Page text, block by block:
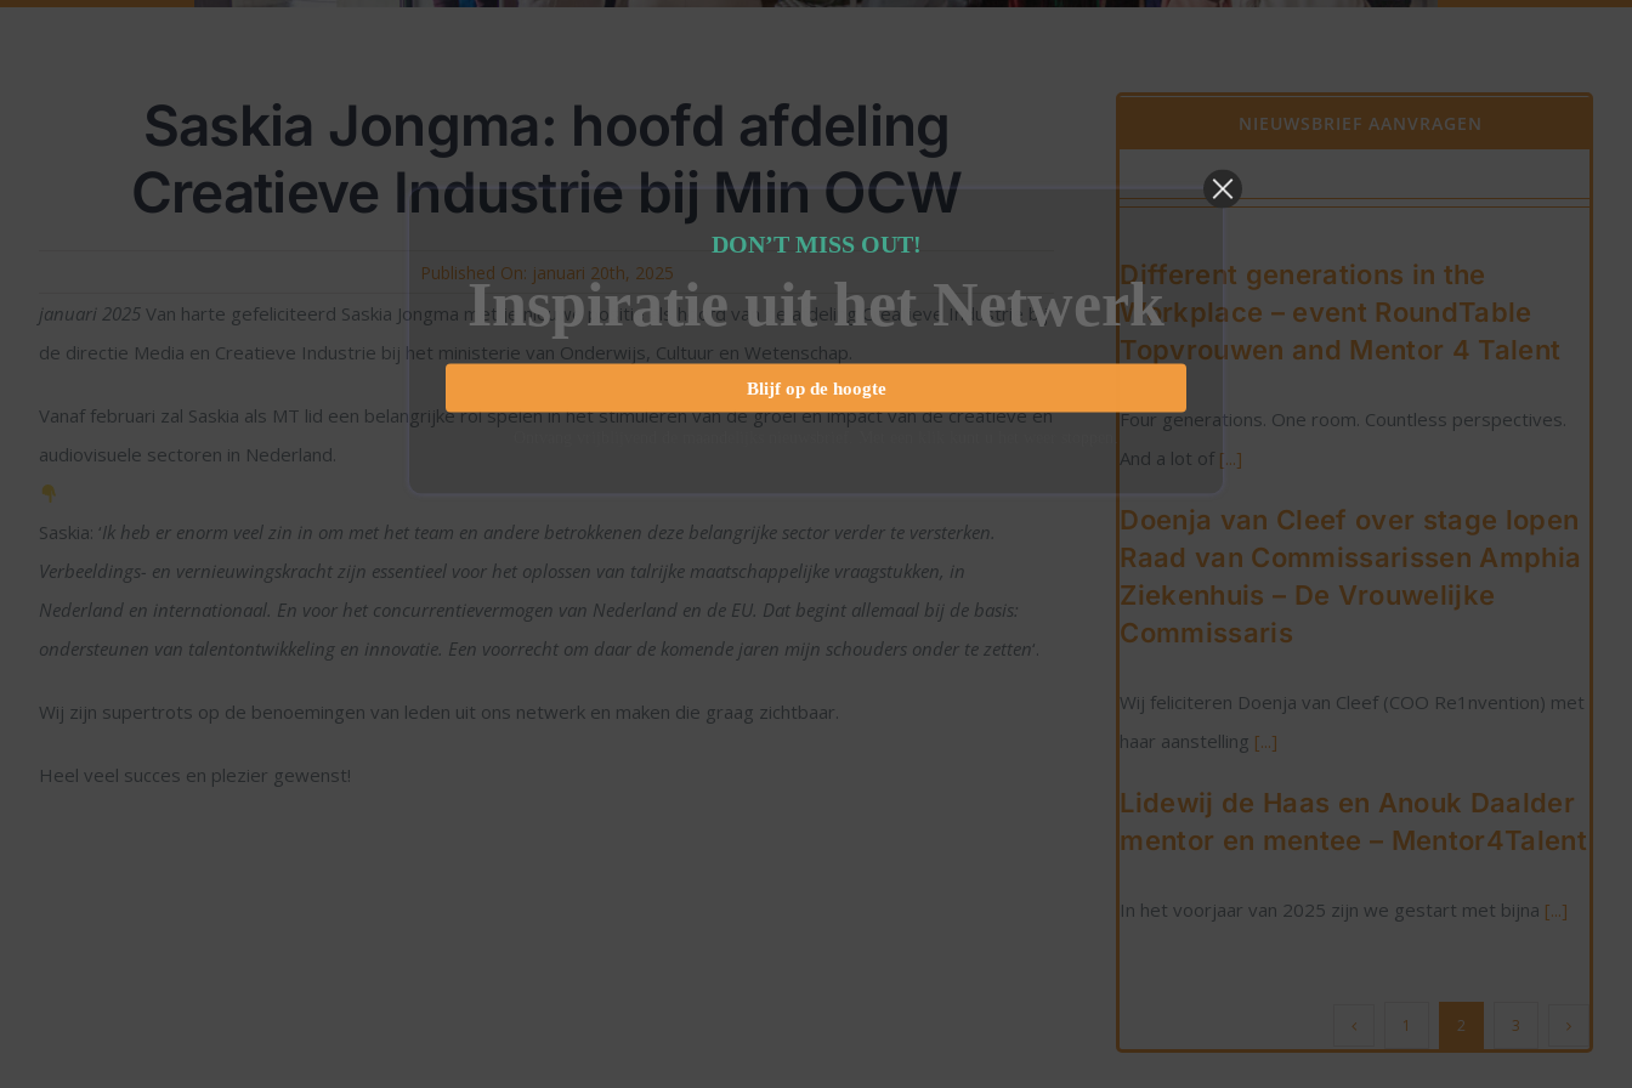
Saskia Jongma: hoofd afdeling
Creatieve Industrie bij Min OCW
Published On: januari 20th, 2025
januari 2025Van harte gefeliciteerd Saskia Jongma met je nieuwe positie als hoofd van de afdeling Creatieve Industrie bij
de directie Media en Creatieve Industrie bij het ministerie van Onderwijs, Cultuur en Wetenschap.
Vanaf februari zal Saskia als MT lid een belangrijke rol spelen in het stimuleren van de groei en impact van de creatieve en
audiovisuele sectoren in Nederland.
Saskia: ‘Ik heb er enorm veel zin in om met het team en andere betrokkenen deze belangrijke sector verder te versterken.
Verbeeldings- en vernieuwingskracht zijn essentieel voor het oplossen van talrijke maatschappelijke vraagstukken, in
Nederland en internationaal. En voor het concurrentievermogen van Nederland en de EU. Dat begint allemaal bij de basis:
ondersteunen van talentontwikkeling en innovatie. Een voorrecht om daar de komende jaren mijn schouders onder te zetten‘.
Wij zijn supertrots op de benoemingen van leden uit ons netwerk en maken die graag zichtbaar.
Heel veel succes en plezier gewenst!
NIEUWSBRIEF AANVRAGEN
Different generations in the
Workplace – event RoundTable
Topvrouwen and Mentor 4 Talent
Four generations. One room. Countless perspectives.
And a lot of [...]
Doenja van Cleef over stage lopen
Raad van Commissarissen Amphia
Ziekenhuis – De Vrouwelijke
Commissaris
Wij feliciteren Doenja van Cleef (COO Re1nvention) met
haar aanstelling [...]
Lidewij de Haas en Anouk Daalder
mentor en mentee – Mentor4Talent
In het voorjaar van 2025 zijn we gestart met bijna [...]
1 2 3
DON’T MISS OUT!
Inspiratie uit het Netwerk
Blijf op de hoogte